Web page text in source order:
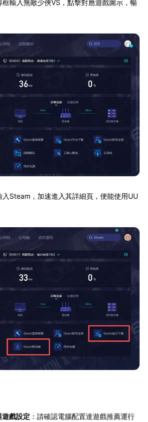
輸入無敵少俠VS，點擊對應遊戲圖示，暢
Steam，加速進入其詳細頁，便能使用UU
戲設定 ：請確認電腦配置達遊戲推薦運行